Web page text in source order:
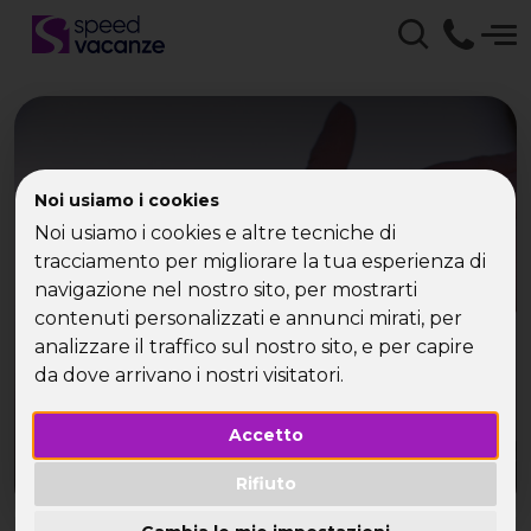
Noi usiamo i cookies
Noi usiamo i cookies e altre tecniche di
tracciamento per migliorare la tua esperienza di
navigazione nel nostro sito, per mostrarti
contenuti personalizzati e annunci mirati, per
analizzare il traffico sul nostro sito, e per capire
da dove arrivano i nostri visitatori.
Accetto
Rifiuto
Vacanze Palinuro con
Speed Vacanze - Viaggi,
vacanze e weekend per
single!